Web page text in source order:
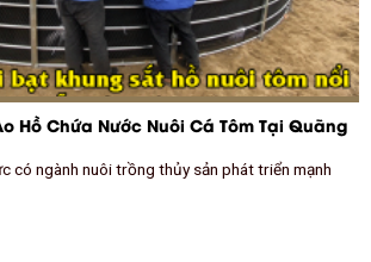
Hồ Chứa Nước Nuôi Cá Tôm Tại Quãng
có ngành nuôi trồng thủy sản phát triển mạnh